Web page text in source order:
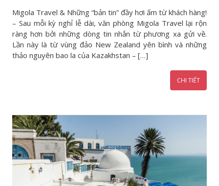
Migola Travel & Những “bản tin” đầy hơi ấm từ khách hàng!
– Sau mỗi kỳ nghỉ lễ dài, văn phòng Migola Travel lại rộn
ràng hơn bởi những dòng tin nhắn từ phương xa gửi về.
Lần này là từ vùng đảo New Zealand yên bình và những
thảo nguyên bao la của Kazakhstan – […]
CHI TIẾT